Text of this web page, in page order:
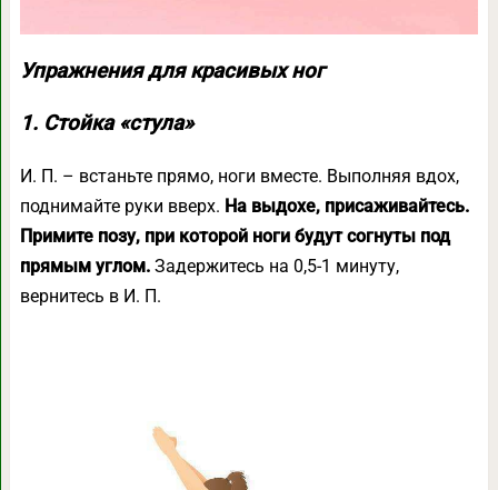
Упражнения для красивых ног
1. Стойка «стула»
И. П. – встаньте прямо, ноги вместе. Выполняя вдох,
поднимайте руки вверх. На выдохе, присаживайтесь.
Примите позу, при которой ноги будут согнуты под
прямым углом. Задержитесь на 0,5-1 минуту,
вернитесь в И. П.